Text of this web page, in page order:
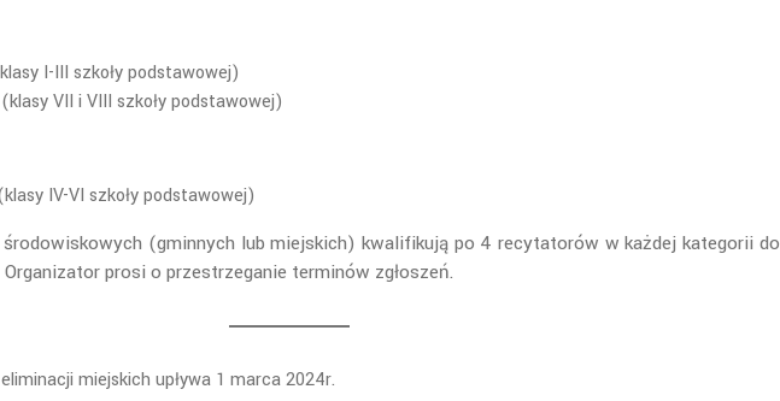
I-III szkoły podstawowej)
VII i VIII szkoły podstawowej)
IV-VI szkoły podstawowej)
(gminnych lub miejskich) kwalifikują po 4 recytatorów w każdej kategorii do
prosi o przestrzeganie terminów zgłoszeń.
miejskich upływa 1 marca 2024r.